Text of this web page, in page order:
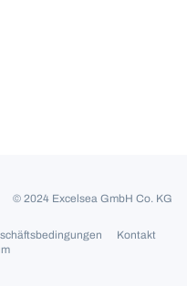
© 2024 Excelsea GmbH Co. KG
Kontakt